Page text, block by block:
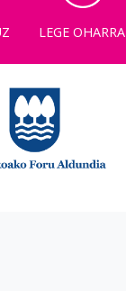
LEGE OHARRA